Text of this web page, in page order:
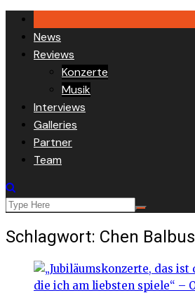
Skip
content
News
Reviews
Konzerte
Musik
Interviews
Galleries
Partner
Team
Schlagwort: Chen Balbus